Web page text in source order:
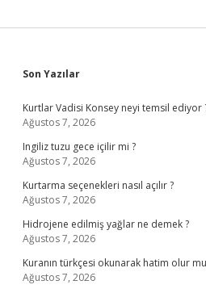
Sidebar
Son Yazılar
Kurtlar Vadisi Konsey neyi temsil ediyor
Ağustos 7, 2026
Ingiliz tuzu gece içilir mi ?
Ağustos 7, 2026
Kurtarma seçenekleri nasıl açılır ?
Ağustos 7, 2026
Hidrojene edilmiş yağlar ne demek ?
Ağustos 7, 2026
Kuranın türkçesi okunarak hatim olur
Ağustos 7, 2026